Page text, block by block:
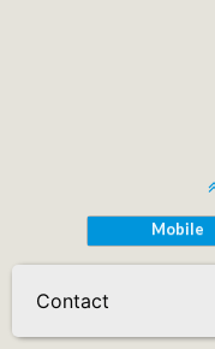
Mobile
Contact